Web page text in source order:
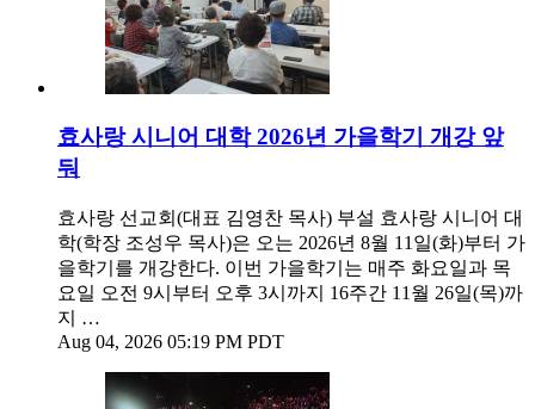
효사랑 시니어 대학 2026년 가을학기 개강 앞
둬
효사랑 선교회(대표 김영찬 목사) 부설 효사랑 시니어 대
학(학장 조성우 목사)은 오는 2026년 8월 11일(화)부터 가
을학기를 개강한다. 이번 가을학기는 매주 화요일과 목
요일 오전 9시부터 오후 3시까지 16주간 11월 26일(목)까
지 …
Aug 04, 2026 05:19 PM PDT